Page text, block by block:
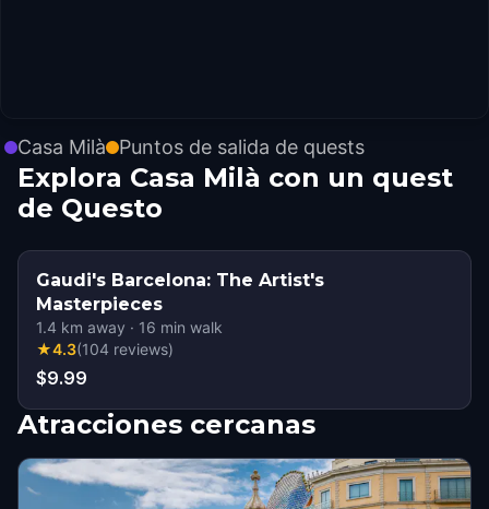
Casa Milà Puntos de salida de quests
Explora Casa Milà con un quest
de Questo
Gaudi's Barcelona: The Artist's
Masterpieces
1.4 km away · 16 min walk
★4.3(104 reviews)
$9.99
Atracciones cercanas